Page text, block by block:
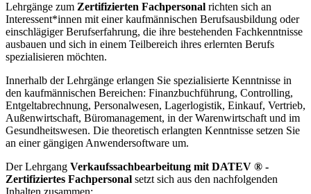
Lehrgänge zum Zertifizierten Fachpersonal richten sich an
Interessent*innen mit einer kaufmännischen Berufsausbildung oder
einschlägiger Berufserfahrung, die ihre bestehenden Fachkenntnisse
ausbauen und sich in einem Teilbereich ihres erlernten Berufs
spezialisieren möchten.
Innerhalb der Lehrgänge erlangen Sie spezialisierte Kenntnisse in
den kaufmännischen Bereichen: Finanzbuchführung, Controlling,
Entgeltabrechnung, Personalwesen, Lagerlogistik, Einkauf, Vertrieb,
Außenwirtschaft, Büromanagement, in der Warenwirtschaft und im
Gesundheitswesen. Die theoretisch erlangten Kenntnisse setzen Sie
an einer gängigen Anwendersoftware um.
Der Lehrgang Verkaufssachbearbeitung mit DATEV ® -
Zertifiziertes Fachpersonal setzt sich aus den nachfolgenden